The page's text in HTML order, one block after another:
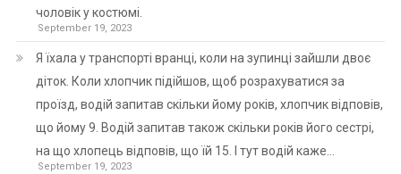
чоловік у костюмі.
September 19, 2023
Я їхала у транспорті вранці, коли на зупинці зайшли двоє
діток. Коли хлопчик підійшов, щоб розрахуватися за
проїзд, водій запитав скільки йому років, хлопчик відповів,
що йому 9. Водій запитав також скільки років його сестрі,
на що хлопець відповів, що їй 15. І тут водій каже…
September 19, 2023